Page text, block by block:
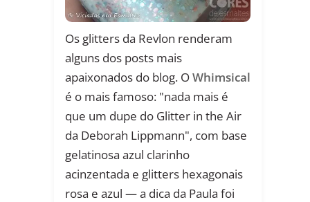
Os glitters da Revlon renderam
alguns dos posts mais
apaixonados do blog. OWhimsical
é o mais famoso: "nada mais é
que um dupe do Glitter in the Air
da Deborah Lippmann", com base
gelatinosa azul clarinho
acinzentada e glitters hexagonais
rosa e azul — a dica da Paula foi